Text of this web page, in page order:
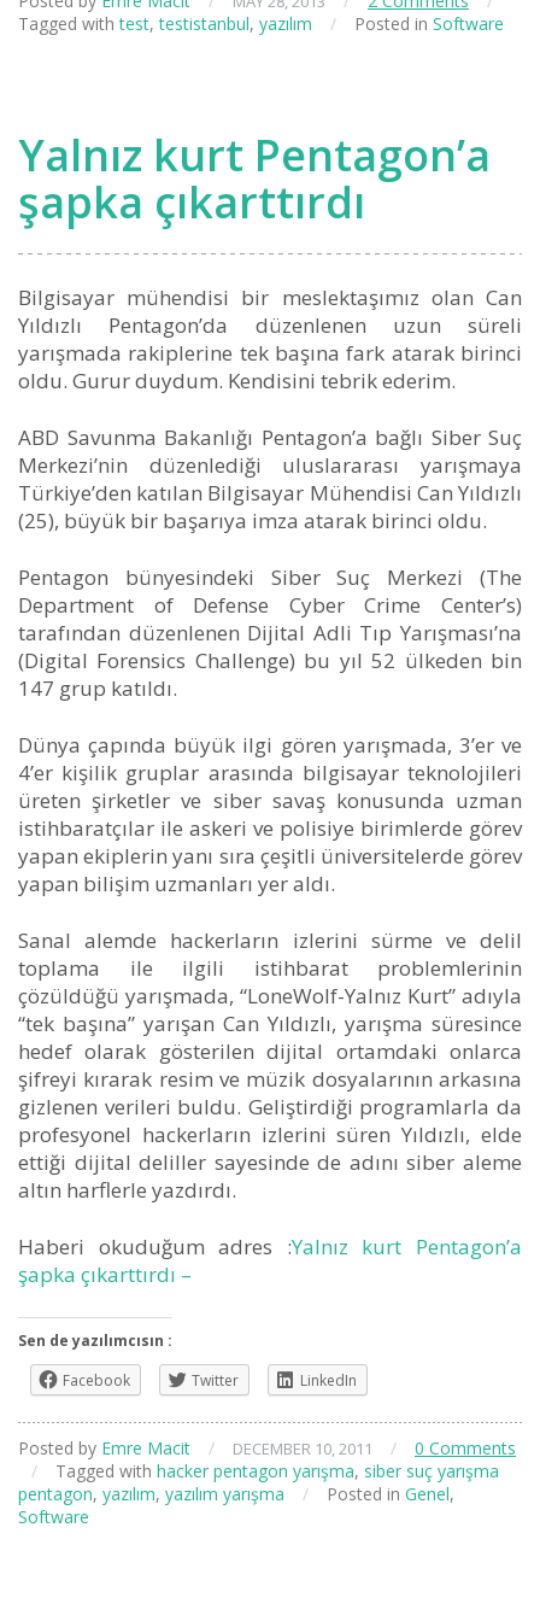
Tagged with test, testistanbul, yazılım / Posted in Software
Yalnız kurt Pentagon’a
şapka çıkarttırdı
Bilgisayar mühendisi bir meslektaşımız olan Can
Yıldızlı Pentagon’da düzenlenen uzun süreli
yarışmada rakiplerine tek başına fark atarak birinci
oldu. Gurur duydum. Kendisini tebrik ederim.
ABD Savunma Bakanlığı Pentagon’a bağlı Siber Suç
Merkezi’nin düzenlediği uluslararası yarışmaya
Türkiye’den katılan Bilgisayar Mühendisi Can Yıldızlı
(25), büyük bir başarıya imza atarak birinci oldu.
Pentagon bünyesindeki Siber Suç Merkezi (The
Department of Defense Cyber Crime Center’s)
tarafından düzenlenen Dijital Adli Tıp Yarışması’na
(Digital Forensics Challenge) bu yıl 52 ülkeden bin
147 grup katıldı.
Dünya çapında büyük ilgi gören yarışmada, 3’er ve
4’er kişilik gruplar arasında bilgisayar teknolojileri
üreten şirketler ve siber savaş konusunda uzman
istihbaratçılar ile askeri ve polisiye birimlerde görev
yapan ekiplerin yanı sıra çeşitli üniversitelerde görev
yapan bilişim uzmanları yer aldı.
Sanal alemde hackerların izlerini sürme ve delil
toplama ile ilgili istihbarat problemlerinin
çözüldüğü yarışmada, “LoneWolf-Yalnız Kurt” adıyla
“tek başına” yarışan Can Yıldızlı, yarışma süresince
hedef olarak gösterilen dijital ortamdaki onlarca
şifreyi kırarak resim ve müzik dosyalarının arkasına
gizlenen verileri buldu. Geliştirdiği programlarla da
profesyonel hackerların izlerini süren Yıldızlı, elde
ettiği dijital deliller sayesinde de adını siber aleme
altın harflerle yazdırdı.
Haberi okuduğum adres :Yalnız kurt Pentagon’a
şapka çıkarttırdı –
Sen de yazılımcısın :
Facebook
Twitter LinkedIn
Posted by Emre Macit / DECEMBER 10, 2011 /
0 Comments
/
Tagged with hacker pentagon yarışma, siber suç yarışma
pentagon, yazılım, yazılım yarışma / Posted in Genel,
Software